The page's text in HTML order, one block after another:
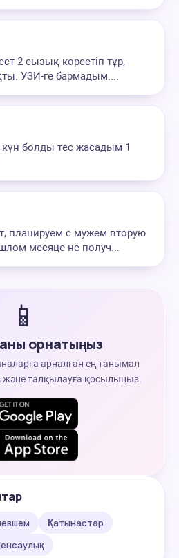
2 сызық көрсетіп тұр,
УЗИ-ге бармадым....
болды тес жасадым 1
планируем с мужем вторую
месяце не получ...
📱
орнатыңыз
арналған ең танымал
талқылауға қосылыңыз.
Қатынастар